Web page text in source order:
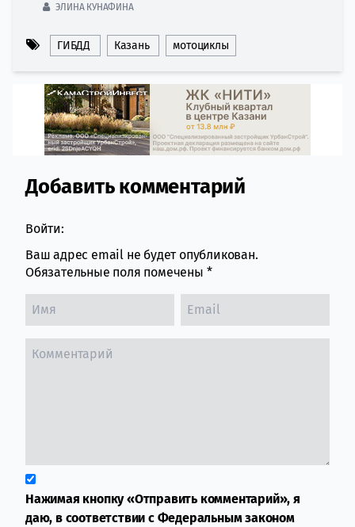
ЭЛИНА КУНАФИНА
ГИБДД Казань мотоциклы
Comment section
Добавить комментарий
Войти:
Ваш адрес email не будет опубликован.
Обязательные поля помечены *
Нажимая кнопку «Отправить комментарий», я
даю, в соответствии с Федеральным законом